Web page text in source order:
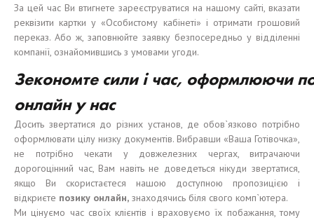
За цей час Ви втигнете зареєструватися на нашому сайті, вказати
реквізити картки у «Особистому кабінеті» і отримати грошовий
переказ. Або ж, заповнюйте заявку безпосередньо у відділенні
компанії, ознайомившись з умовами угоди.
Зекономтесили і час, оформлюючи
онлайн у нас
Досить звертатися до різних установ, де обов`язково потрібно
оформлювати цілу низку документів. Вибравши «Ваша Готівочка»,
не потрібно чекати у довжелезних чергах, витрачаючи
дорогоцінний час, Вам навіть не доведеться нікуди звертатися,
якщо Ви скористаєтеся нашою доступною пропозицією і
відкриєте позику онлайн, знаходячись біля свого комп`ютера.
Ми цінуємо час своїх клієнтів і враховуємо їх побажання, тому